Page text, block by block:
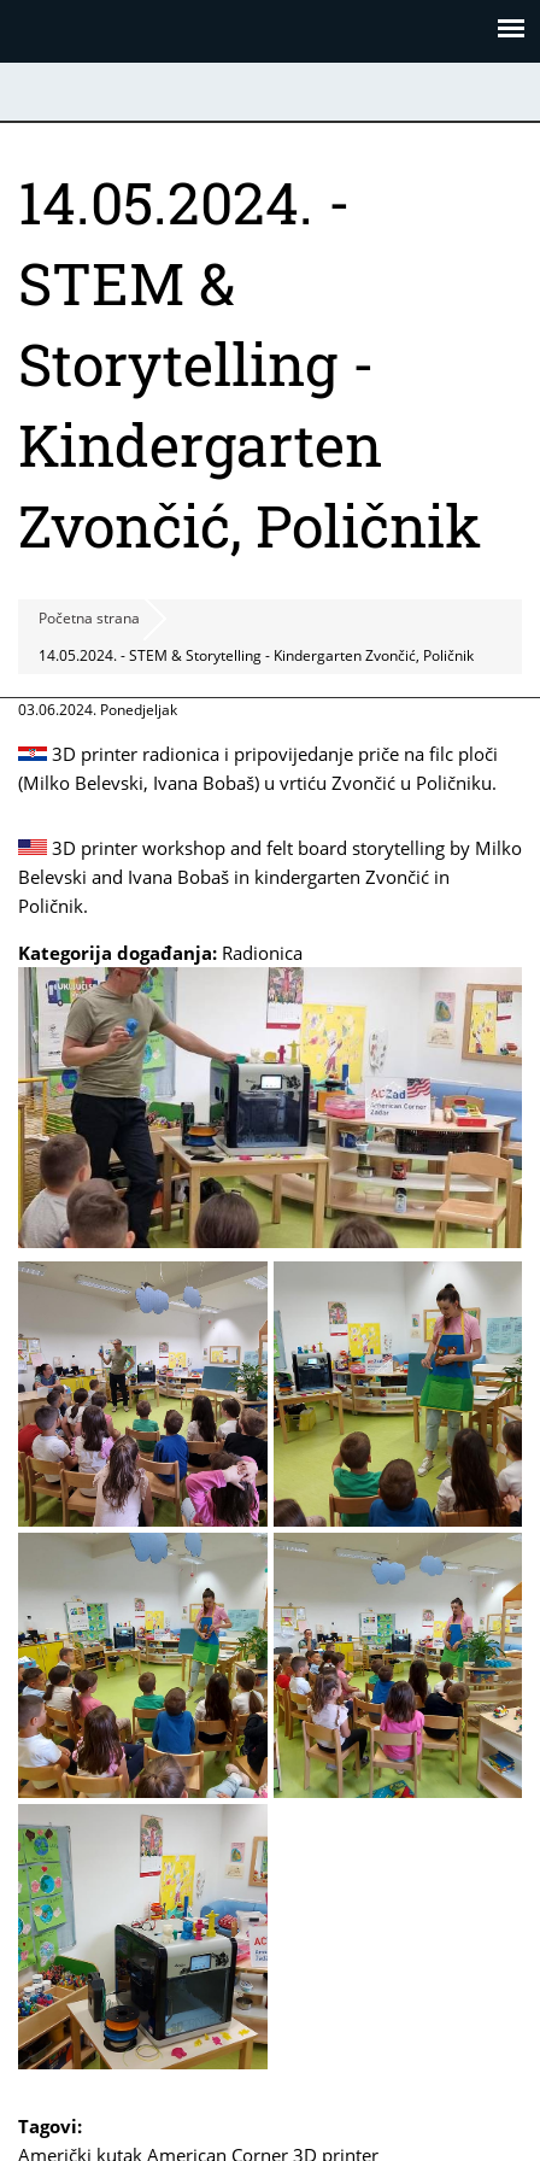
14.05.2024. -
STEM &
Storytelling -
Kindergarten
Zvončić, Poličnik
Početna strana
14.05.2024. - STEM & Storytelling - Kindergarten Zvončić, Poličnik
03.06.2024. Ponedjeljak
3D printer radionica i pripovijedanje priče na filc ploči
(Milko Belevski, Ivana Bobaš) u vrtiću Zvončić u Poličniku.
3D printer workshop and felt board storytelling by Milko
Belevski and Ivana Bobaš in kindergarten Zvončić in
Poličnik.
Kategorija događanja: Radionica
Tagovi:
Američki kutak American Corner 3D printer